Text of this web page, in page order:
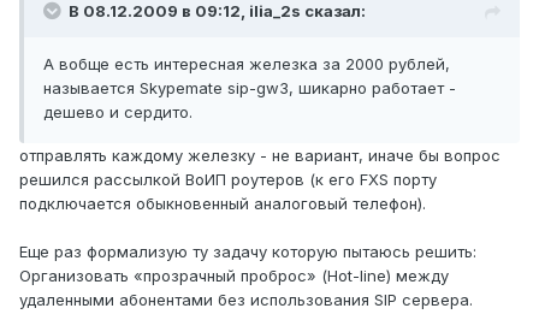
В 08.12.2009 в 09:12, ilia_2s сказал:
А вобще есть интересная железка за 2000 рублей,
называется Skypemate sip-gw3, шикарно работает -
дешево и сердито.
отправлять каждому железку - не вариант, иначе бы вопрос
решился рассылкой ВоИП роутеров (к его FXS порту
подключается обыкновенный аналоговый телефон).
Еще раз формализую ту задачу которую пытаюсь решить:
Организовать «прозрачный проброс» (Hot-line) между
удаленными абонентами без использования SIP сервера.